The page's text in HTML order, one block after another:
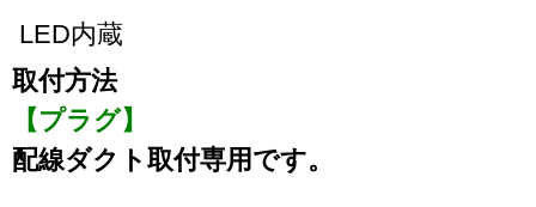
LED内蔵
取付方法
【プラグ】
配線ダクト取付専用です。